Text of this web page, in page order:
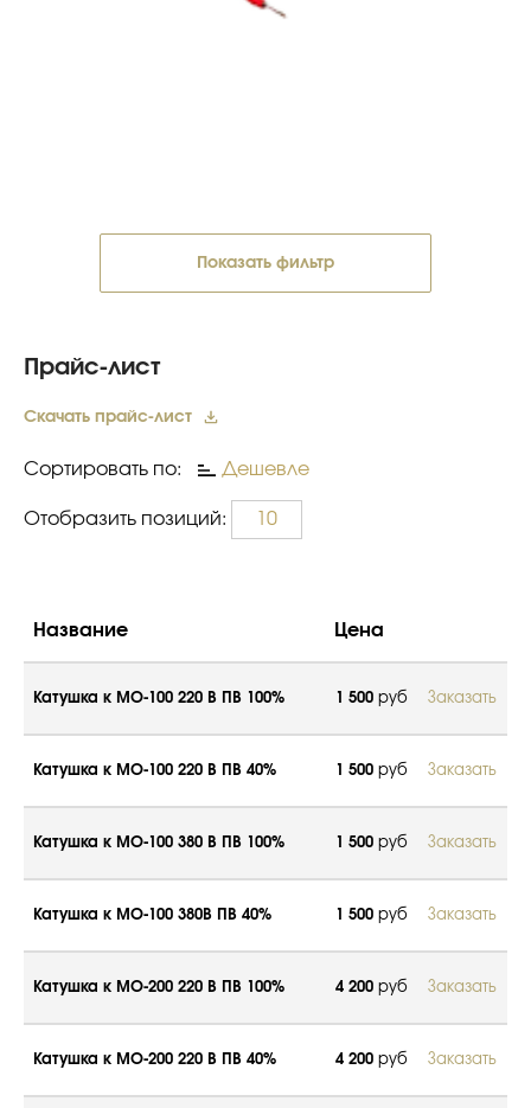
Показать фильтр
Прайс-лист
Скачать прайс-лист
Сортировать по: Дешевле
Отобразить позиций: 10
Название Цена
Катушка к МО-100 220 В ПВ 100% 1 500 руб Заказать
Катушка к МО-100 220 В ПВ 40% 1 500 руб Заказать
Катушка к МО-100 380 В ПВ 100% 1 500 руб Заказать
Катушка к МО-100 380В ПВ 40% 1 500 руб Заказать
Катушка к МО-200 220 В ПВ 100% 4 200 руб Заказать
Катушка к МО-200 220 В ПВ 40% 4 200 руб Заказать